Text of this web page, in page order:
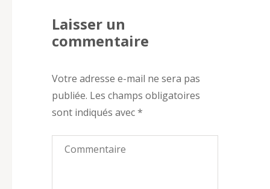
Laisser un
commentaire
Votre adresse e-mail ne sera pas
publiée. Les champs obligatoires
sont indiqués avec*